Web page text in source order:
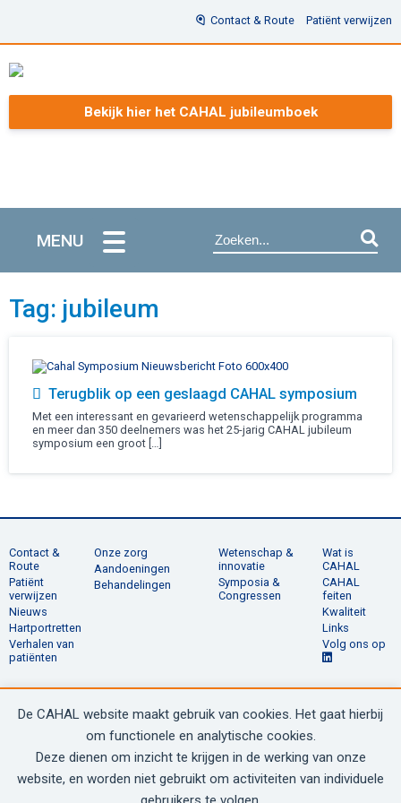
De CAHAL website maakt gebruik van cookies. Het gaat hierbij
om functionele en analytische cookies.
Deze dienen om inzicht te krijgen in de werking van onze
website, en worden niet gebruikt om activiteiten van individuele
Contact & Route Patiënt verwijzen
Bekijk hier het CAHAL jubileumboek
MENU
Tag: jubileum
Terugblik op een geslaagd CAHAL symposium
Met een interessant en gevarieerd wetenschappelijk programma
en meer dan 350 deelnemers was het 25-jarig CAHAL jubileum
symposium een groot […]
Contact &
Route
Patiënt
verwijzen
Nieuws
Hartportretten
Verhalen van
patiënten
Onze zorg
Aandoeningen
Behandelingen
Wetenschap &
innovatie
Symposia &
Congressen
Wat is
CAHAL
CAHAL
feiten
Kwaliteit
Links
Volg ons op
© 2020 - 2026 CAHAL
SITEMAP